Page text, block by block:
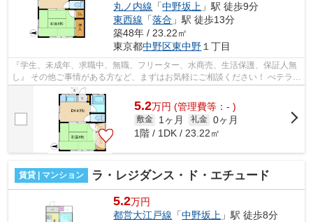
丸ノ内線 「中野坂上 」駅 徒歩9分
東西線 「落合 」駅 徒歩13分
築48年 / 23.22㎡
東京都中野区東中野１丁目
『学生、未成年、求職中、無職、フリーター、水商売、生活保護、保証人無
し』 その他ご事情がある方など、まずはお気軽にご相談ください！ べテラン
スタッフが対応致しますので必ずご...
5.2万円 (管理費等：- )
敷金 1ヶ月 礼金 0ヶ月
1階 / 1DK / 23.22㎡
賃貸 | マンション ラ・レジダンス・ド・エチュード
5.2万円
都営大江戸線 「中野坂上 」駅 徒歩8分